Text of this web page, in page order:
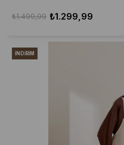
₺1.299,99
₺1.499,99
İNDIRIM